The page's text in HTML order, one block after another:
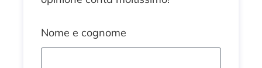
Nome e cognome